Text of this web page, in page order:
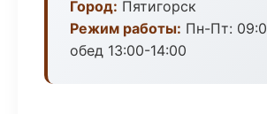
Город: Пятигорск
Режим работы: Пн-Пт:
обед 13:00-14:00